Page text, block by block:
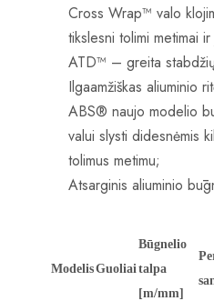
Cross Wrap™ valo
tikslesni tolimi metimai
ATD™ – greita
Ilgaamžiškas aliuminio
ABS® naujo modelio
valui slysti didesnėmis
tolimus metimu;
Atsarginis aliuminio
ModelisGuoliai
Būgnelio
talpa
[m/mm]